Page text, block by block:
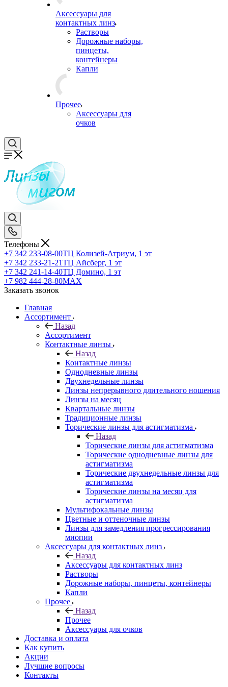
Аксессуары для
контактных линз
Растворы
Дорожные наборы,
пинцеты,
контейнеры
Капли
Прочее
Аксессуары для
очков
Телефоны
+7 342 233-08-00ТЦ Колизей-Атриум, 1 эт
+7 342 233-21-21ТЦ Айсберг, 1 эт
+7 342 241-14-40ТЦ Домино, 1 эт
+7 982 444-28-80MAX
Заказать звонок
Главная
Ассортимент
Назад
Ассортимент
Контактные линзы
Назад
Контактные линзы
Однодневные линзы
Двухнедельные линзы
Линзы непрерывного длительного ношения
Линзы на месяц
Квартальные линзы
Традиционные линзы
Торические линзы для астигматизма
Назад
Торические линзы для астигматизма
Торические однодневные линзы для
астигматизма
Торические двухнедельные линзы для
астигматизма
Торические линзы на месяц для
астигматизма
Мультифокальные линзы
Цветные и оттеночные линзы
Линзы для замедления прогрессирования
миопии
Аксессуары для контактных линз
Назад
Аксессуары для контактных линз
Растворы
Дорожные наборы, пинцеты, контейнеры
Капли
Прочее
Назад
Прочее
Аксессуары для очков
Доставка и оплата
Как купить
Акции
Лучшие вопросы
Контакты